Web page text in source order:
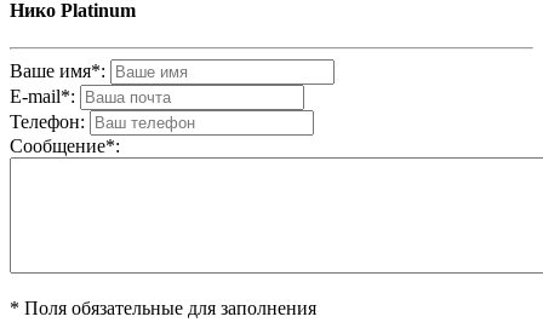
Нико Platinum
Ваше имя*:
E-mail*:
Телефон:
Cообщениe*:
* Поля обязательные для заполнения